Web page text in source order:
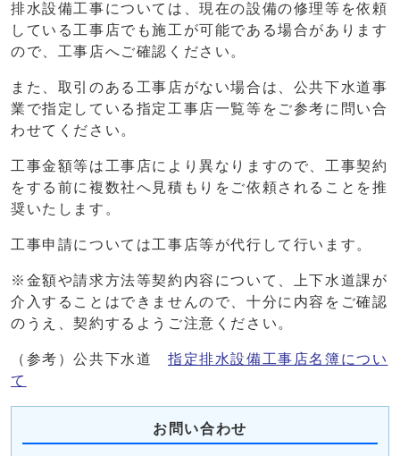
排水設備工事については、現在の設備の修理等を依頼
している工事店でも施工が可能である場合があります
ので、工事店へご確認ください。
また、取引のある工事店がない場合は、公共下水道事
業で指定している指定工事店一覧等をご参考に問い合
わせてください。
工事金額等は工事店により異なりますので、工事契約
をする前に複数社へ見積もりをご依頼されることを推
奨いたします。
工事申請については工事店等が代行して行います。
※金額や請求方法等契約内容について、上下水道課が
介入することはできませんので、十分に内容をご確認
のうえ、契約するようご注意ください。
（参考）公共下水道指定排水設備工事店名簿につい
て
お問い合わせ